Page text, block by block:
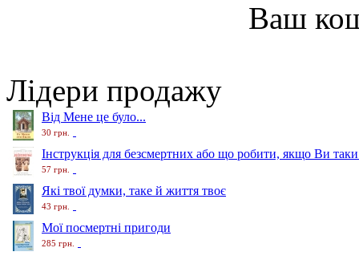
Ваш
Лідери продажу
Від Мене це було...
30 грн.
Інструкція для безсмертних або що робити, якщо Ви
57 грн.
Які твої думки, таке й життя твоє
43 грн.
Мої посмертні пригоди
285 грн.